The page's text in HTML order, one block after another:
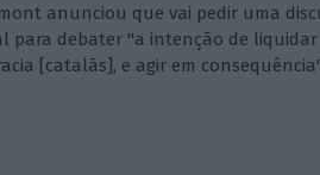
anunciou que vai pedir uma
para debater "a intenção de
[catalãs], e agir em